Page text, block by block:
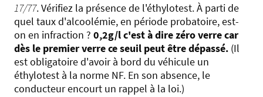
17/77. Vérifiez la présence de l'éthylotest. À parti de
quel taux d'alcoolémie, en période probatoire, est-
on en infraction ? 0,2g/l c'est à dire zéro verre car
dès le premier verre ce seuil peut être dépassé. (Il
est obligatoire d'avoir à bord du véhicule un
éthylotest à la norme NF. En son absence, le
conducteur encourt un rappel à la loi.)